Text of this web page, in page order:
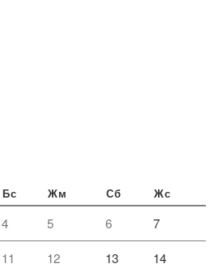
Бс Жм Сб Жс
4 5 6 7
11 12 13 14